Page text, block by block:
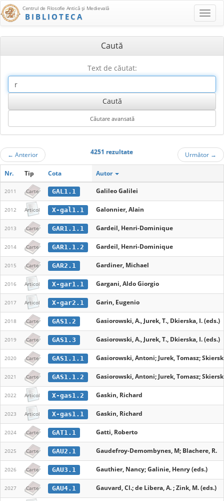
Centrul de Filosofie Antică şi Medievală
BIBLIOTECA
Caută
Text de căutat:
← Anterior 4251 rezultate Următor →
Nr. Tip Cota Autor
2011 Carte GAL1.1 Galileo Galilei
2012 Articol X-gal1.1 Galonnier, Alain
2013 Carte GAR1.1.1 Gardeil, Henri-Dominique
2014 Carte GAR1.1.2 Gardeil, Henri-Dominique
2015 Carte GAR2.1 Gardiner, Michael
2016 Articol X-gar1.1 Gargani, Aldo Giorgio
2017 Articol X-gar2.1 Garin, Eugenio
2018 Carte GAS1.2 Gasiorowski, A., Jurek, T., Dkierska, I. (eds.)
2019 Carte GAS1.3 Gasiorowski, A., Jurek, T., Dkierska, I. (eds.)
2020 Carte GAS1.1.1 Gasiorowski, Antoni; Jurek, Tomasz;
2021 Carte GAS1.1.2 Gasiorowski, Antoni; Jurek, Tomasz;
2022 Articol X-gas1.2 Gaskin, Richard
2023 Articol X-gas1.1 Gaskin, Richard
2024 Carte GAT1.1 Gatti, Roberto
2025 Carte GAU2.1 Gaudefroy-Demombynes, M; Blachere, R.
2026 Carte GAU3.1 Gauthier, Nancy; Galinie, Henry (eds.)
2027 Carte GAU4.1 Gauvard, Cl.; de Libera, A. ; Zink, M. (eds.)